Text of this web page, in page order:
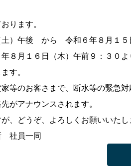
ります。
）午後 から 令和６年８月１５
８月１６日（木）午前９：３０よ
す。
家等のお客さまで、断水等の緊
がアナウンスされます。
、どうぞ、よろしくお願いいたし
社員一同